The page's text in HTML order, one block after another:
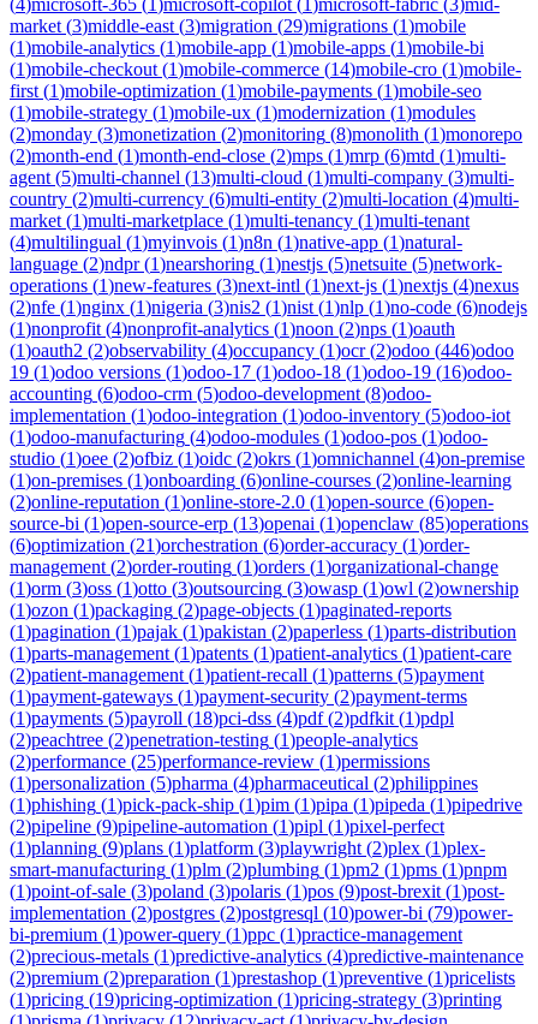
market (3)middle-east (3)migration (29)migrations (1)mobile
(1)mobile-analytics (1)mobile-app (1)mobile-apps (1)mobile-bi
(1)mobile-checkout (1)mobile-commerce (14)mobile-cro (1)mobile-
first (1)mobile-optimization (1)mobile-payments (1)mobile-seo
(1)mobile-strategy (1)mobile-ux (1)modernization (1)modules
(2)monday (3)monetization (2)monitoring (8)monolith (1)monorepo
(2)month-end (1)month-end-close (2)mps (1)mrp (6)mtd (1)multi-
agent (5)multi-channel (13)multi-cloud (1)multi-company (3)multi-
country (2)multi-currency (6)multi-entity (2)multi-location (4)multi-
market (1)multi-marketplace (1)multi-tenancy (1)multi-tenant
(4)multilingual (1)myinvois (1)n8n (1)native-app (1)natural-
language (2)ndpr(1)nearshoring (1)nestjs (5)netsuite (5)network-
operations (1)new-features (3)next-intl (1)next-js (1)nextjs (4)nexus
(2)nfe (1)nginx (1)nigeria (3)nis2 (1)nist (1)nlp (1)no-code (6)nodejs
(1)nonprofit (4)nonprofit-analytics (1)noon (2)nps (1)oauth
(1)oauth2 (2)observability (4)occupancy (1)ocr(2)odoo (446)odoo
19 (1)odoo versions (1)odoo-17 (1)odoo-18 (1)odoo-19 (16)odoo-
accounting (6)odoo-crm (5)odoo-development (8)odoo-
implementation (1)odoo-integration (1)odoo-inventory (5)odoo-iot
(1)odoo-manufacturing (4)odoo-modules (1)odoo-pos (1)odoo-
studio (1)oee (2)ofbiz (1)oidc (2)okrs (1)omnichannel (4)on-premise
(1)on-premises (1)onboarding (6)online-courses (2)online-learning
(2)online-reputation (1)online-store-2.0 (1)open-source (6)open-
source-bi (1)open-source-erp (13)openai (1)openclaw (85)operations
(6)optimization (21)orchestration (6)order-accuracy (1)order-
management (2)order-routing (1)orders (1)organizational-change
(1)orm (3)oss (1)otto (3)outsourcing (3)owasp (1)owl (2)ownership
(1)ozon (1)packaging (2)page-objects (1)paginated-reports
(1)pagination (1)pajak (1)pakistan (2)paperless (1)parts-distribution
(1)parts-management (1)patents (1)patient-analytics (1)patient-care
(2)patient-management (1)patient-recall (1)patterns (5)payment
(1)payment-gateways (1)payment-security (2)payment-terms
(1)payments (5)payroll (18)pci-dss (4)pdf(2)pdfkit (1)pdpl
(2)peachtree (2)penetration-testing (1)people-analytics
(2)performance (25)performance-review (1)permissions
(1)personalization (5)pharma (4)pharmaceutical (2)philippines
(1)phishing (1)pick-pack-ship (1)pim (1)pipa (1)pipeda (1)pipedrive
(2)pipeline (9)pipeline-automation (1)pipl (1)pixel-perfect
(1)planning (9)plans (1)platform (3)playwright (2)plex (1)plex-
smart-manufacturing (1)plm (2)plumbing (1)pm2 (1)pms (1)pnpm
(1)point-of-sale (3)poland (3)polaris (1)pos (9)post-brexit (1)post-
implementation (2)postgres (2)postgresql (10)power-bi (79)power-
bi-premium (1)power-query (1)ppc (1)practice-management
(2)precious-metals (1)predictive-analytics (4)predictive-maintenance
(2)premium (2)preparation (1)prestashop (1)preventive (1)pricelists
(1)pricing (19)pricing-optimization (1)pricing-strategy (3)printing